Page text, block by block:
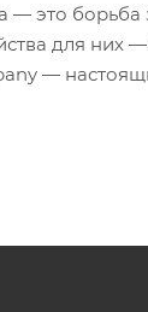
— это
для них
—